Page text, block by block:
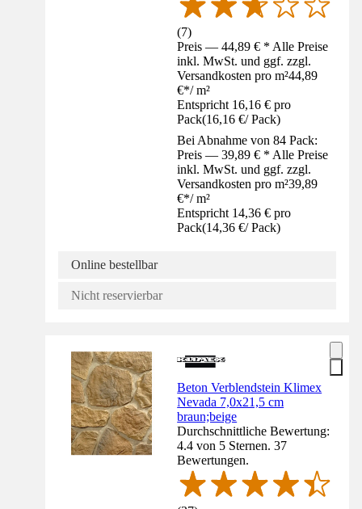
(7)
Preis — 44,89 € * Alle Preise
inkl. MwSt. und ggf. zzgl.
Versandkosten pro m²44,89
€*/ m²
Entspricht 16,16 € pro
Pack(16,16 €/ Pack)
Bei Abnahme von 84 Pack:
Preis — 39,89 € * Alle Preise
inkl. MwSt. und ggf. zzgl.
Versandkosten pro m²39,89
€*/ m²
Entspricht 14,36 € pro
Pack(14,36 €/ Pack)
Online bestellbar
Nicht reservierbar
Beton Verblendstein Klimex
Nevada 7,0x21,5 cm
braun;beige
Durchschnittliche Bewertung:
4.4 von 5 Sternen. 37
Bewertungen.